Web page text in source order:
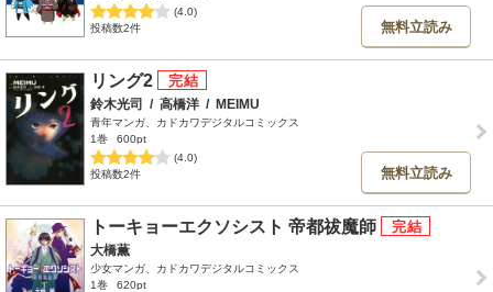
(4.0)
投稿数2件
無料立読み
リング2
鈴木光司 / 高橋洋 / MEIMU
青年マンガ、カドカワデジタルコミックス
1巻
600pt
(4.0)
投稿数2件
無料立読み
トーキョーエクソシスト 帝都祓魔師
大橋薫
少女マンガ、カドカワデジタルコミックス
1巻
620pt